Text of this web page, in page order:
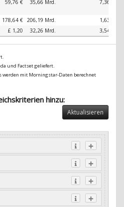
59,76 € 35,66 Mrd. 7,36 %
178,64 € 206,19 Mrd.
1,63 %
£ 1,20 32,26 Mrd. 3,54 %
und Factset geliefert.
mit Morningstar-Daten berechnet
hinzu:
Aktualisieren